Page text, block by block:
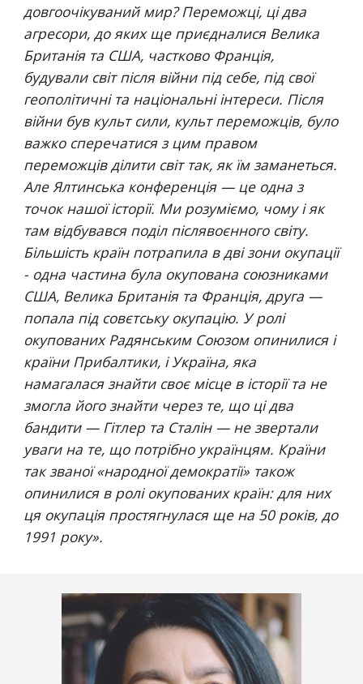
довгоочікуваний мир? Переможці, ці два
агресори, до яких ще приєдналися Велика
Британія та США, частково Франція,
будували світ після війни під себе, під свої
геополітичні та національні інтереси. Після
війни був культ сили, культ переможців, було
важко сперечатися з цим правом
переможців ділити світ так, як їм заманеться.
Але Ялтинська конференція — це одна з
точок нашої історії. Ми розуміємо, чому і як
там відбувався поділ післявоєнного світу.
Більшість країн потрапила в дві зони окупації
- одна частина була окупована союзниками
США, Велика Британія та Франція, друга —
попала під совєтську окупацію. У ролі
окупованих Радянським Союзом опинилися і
країни Прибалтики, і Україна, яка
намагалася знайти своє місце в історії та не
змогла його знайти через те, що ці два
бандити — Гітлер та Сталін — не звертали
уваги на те, що потрібно українцям. Країни
так званої «народної демократії» також
опинилися в ролі окупованих країн: для них
ця окупація простягнулася ще на 50 років, до
1991 року».